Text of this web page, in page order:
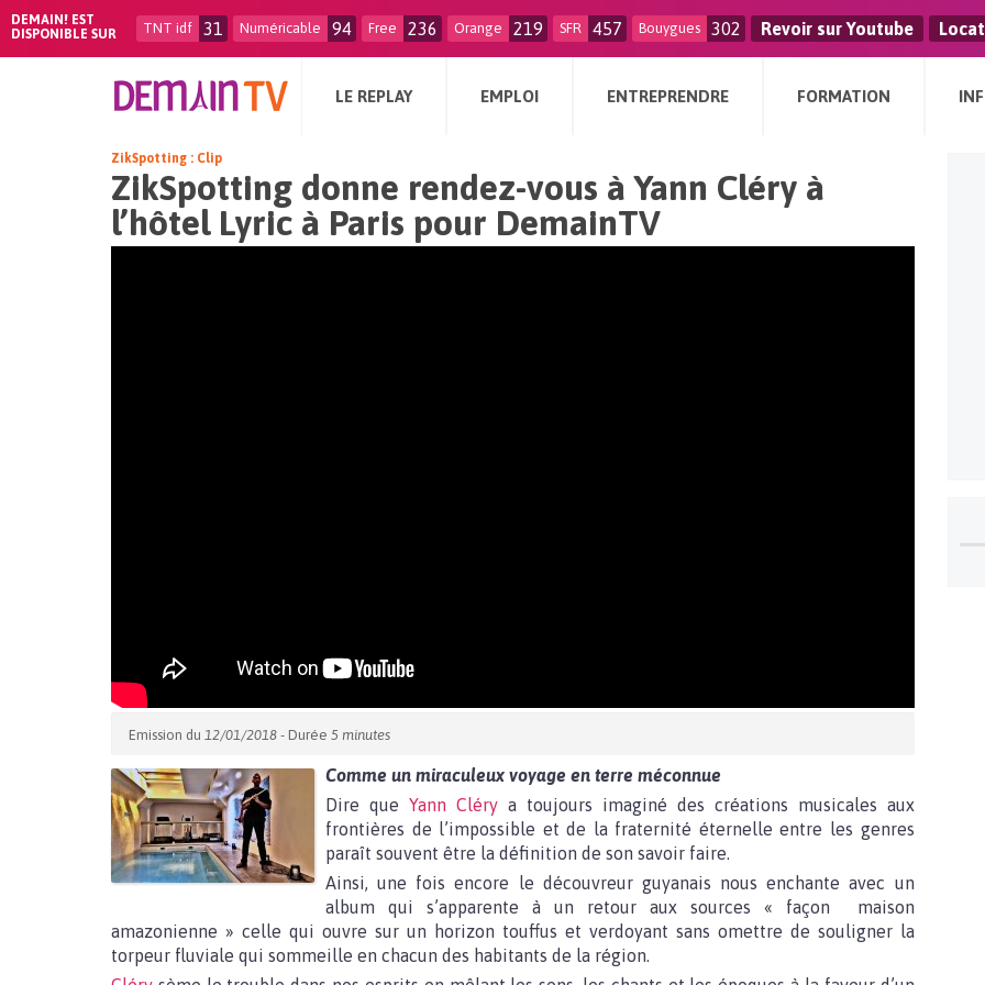
DEMAIN! EST
DISPONIBLE SUR
TNT idf 31 Numéricable 94 Free 236 Orange 219 SFR 457 Bouygues 302 Revoir sur Youtube
LE REPLAY EMPLOI ENTREPRENDRE FORMATION
ZikSpotting : Clip
ZikSpotting donne rendez-vous à Yann Cléry à
l’hôtel Lyric à Paris pour DemainTV
Emission du 12/01/2018 - Durée 5 minutes
Comme un miraculeux voyage en terre méconnue
Dire que Yann Clérya toujours imaginé des créations musicales aux
frontières de l’impossible et de la fraternité éternelle entre les genres
paraît souvent être la définition de son savoir faire.
Ainsi, une fois encore le découvreur guyanais nous enchante avec un
album qui s’apparente à un retour aux sources « façon maison
amazonienne » celle qui ouvre sur un horizon touffus et verdoyant sans omettre de souligner la
torpeur fluviale qui sommeille en chacun des habitants de la région.